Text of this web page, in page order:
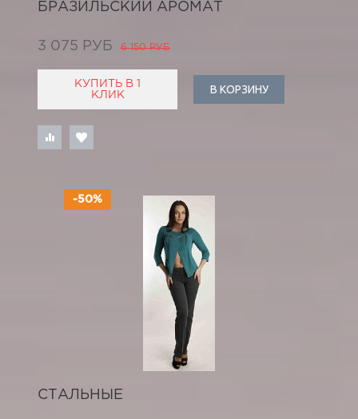
БРАЗИЛЬСКИЙ АРОМАТ
3 075 РУБ 6 150 РУБ
КУПИТЬ В 1
КЛИК
В КОРЗИНУ
-50%
СТАЛЬНЫЕ